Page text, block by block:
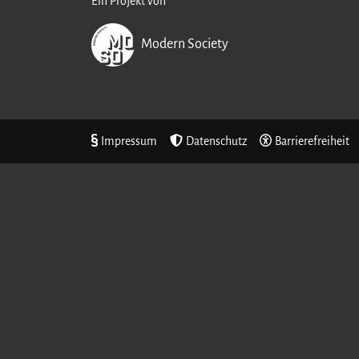
Modern Society
Impressum Datenschutz Barrierefreiheit